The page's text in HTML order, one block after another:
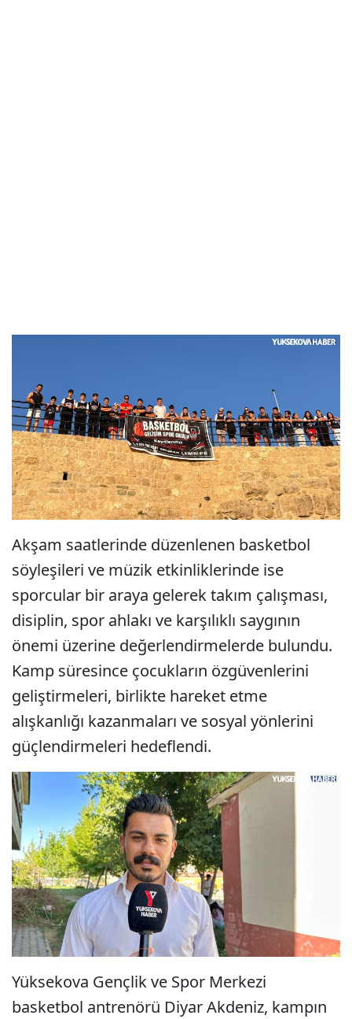
Akşam saatlerinde düzenlenen basketbol
söyleşileri ve müzik etkinliklerinde ise
sporcular bir araya gelerek takım çalışması,
disiplin, spor ahlakı ve karşılıklı saygının
önemi üzerine değerlendirmelerde bulundu.
Kamp süresince çocukların özgüvenlerini
geliştirmeleri, birlikte hareket etme
alışkanlığı kazanmaları ve sosyal yönlerini
güçlendirmeleri hedeflendi.
Yüksekova Gençlik ve Spor Merkezi
basketbol antrenörü Diyar Akdeniz, kampın